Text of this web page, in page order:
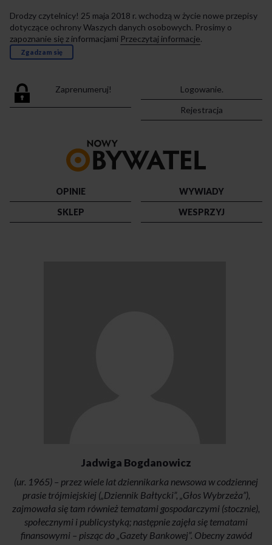
Drodzy czytelnicy! 25 maja 2018 r. wchodzą w życie nowe przepisy
dotyczące ochrony Waszych danych osobowych. Prosimy o
zapoznanie się z informacjami Przeczytaj informacje.
Zgadzam się
Zaprenumeruj!
Logowanie.
Rejestracja
strony
OPINIE
WYWIADY
SKLEP
WESPRZYJ
Jadwiga Bogdanowicz
(ur. 1965) – przez wiele lat dziennikarka newsowa w codziennej
prasie trójmiejskiej („Dziennik Bałtycki”, „Głos Wybrzeża”),
zajmowała się tam również tematami gospodarczymi (stocznie),
społecznymi i publicystyką; następnie zajęła się tematami
finansowymi – pisząc do „Gazety Bankowej”. Obecny zawód